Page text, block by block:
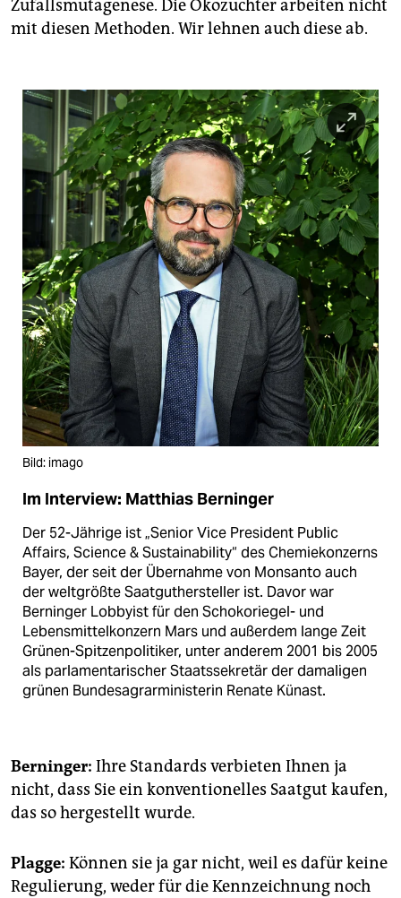
Zufallsmutagenese. Die Ökozüchter arbeiten nicht
mit diesen Methoden. Wir lehnen auch diese ab.
Bild: imago
Im Interview: Matthias Berninger
Der 52-Jährige ist „Senior Vice President Public
Affairs, Science & Sustainability“ des Chemie­konzerns
Bayer, der seit der Übernahme von Monsanto auch
der weltgrößte Saatguthersteller ist. Davor war
Berninger Lobbyist für den Schokoriegel- und
Lebensmittelkonzern Mars und außerdem lange Zeit
Grünen-Spitzenpolitiker, unter anderem 2001 bis 2005
als parlamentarischer Staatssekretär der damaligen
grünen Bundesagrarministerin Renate Künast.
Berninger: Ihre Standards verbieten Ihnen ja
nicht, dass Sie ein konventionelles Saatgut kaufen,
das so hergestellt wurde.
Plagge: Können sie ja gar nicht, weil es dafür keine
Regulierung, weder für die Kennzeichnung noch